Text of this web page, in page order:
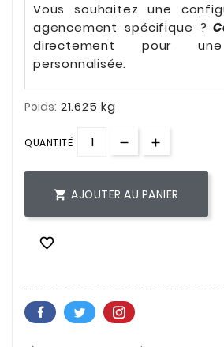
Vous souhaitez une
agencement spécifique ?
directement pour
personnalisée.
Poids: 21.625 kg
QUANTITÉ
 AJOUTER AU PANIER
